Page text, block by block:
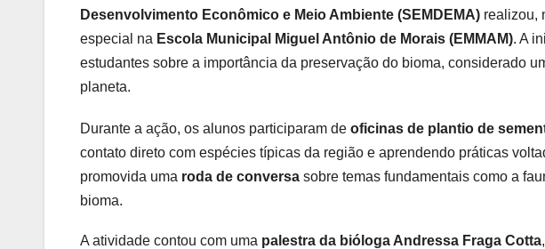
Desenvolvimento Econômico e Meio Ambiente (SEMDEMA) realizou,
especial na Escola Municipal Miguel Antônio de Morais (EMMAM). A
estudantes sobre a importância da preservação do bioma, considerado
planeta.
Durante a ação, os alunos participaram de oficinas de plantio de
contato direto com espécies típicas da região e aprendendo práticas
promovida uma roda de conversa sobre temas fundamentais como a
bioma.
A atividade contou com uma palestra da bióloga Andressa Fraga Cotta